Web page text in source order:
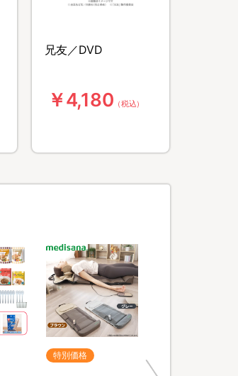
兄友／DVD
￥4,180 （税込）
特別価格